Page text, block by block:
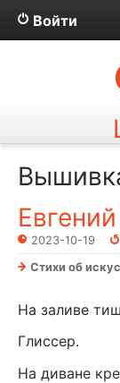
Войти
2023-10-19
Стихи об
На заливе
Глиссер.
На диване